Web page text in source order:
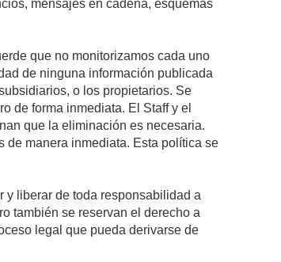
mensajes en cadena, esquemas
que no monitorizamos cada uno
de ninguna información publicada
o los propietarios. Se
de forma inmediata. El Staff y el
que la eliminación es necesaria.
de manera inmediata. Esta política se
y liberar de toda responsabilidad a
también se reservan el derecho a
legal que pueda derivarse de